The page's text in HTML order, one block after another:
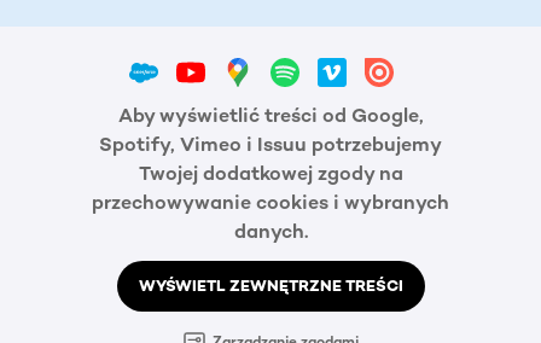
Aby wyświetlić treści od Google,
Spotify, Vimeo i Issuu potrzebujemy
Twojej dodatkowej zgody na
przechowywanie cookies i wybranych
danych.
WYŚWIETL ZEWNĘTRZNE TREŚCI